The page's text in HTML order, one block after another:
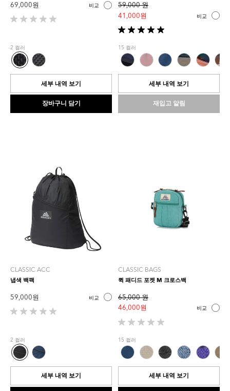
69,000 원 비교
별
개
중
0.0
개
니
2 컬러
세부 내역 보기
장바구니 담기
59,000 원
41,000 원
비교
별
5
개
중
5.0
입
다.
15 컬러
세부 내역 보기
재입고 알림
CLASSIC ACC
냅색 백팩
59,000 원 비교
별
개
중
0.0
개
니
2 컬러
세부 내역 보기
CLASSIC BAGS
퀵 패디드 포켓 M 크로스백
65,000 원
46,000 원
비교
별
5
개
중
0.0
입
15 컬러
세부 내역 보기